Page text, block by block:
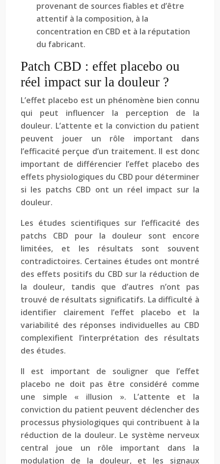
provenant de sources fiables et d’être
attentif à la composition, à la
concentration en CBD et à la réputation
du fabricant.
Patch CBD : effet placebo ou
réel impact sur la douleur ?
L’effet placebo est un phénomène bien connu
qui peut influencer la perception de la
douleur. L’attente et la conviction du patient
peuvent jouer un rôle important dans
l’efficacité perçue d’un traitement. Il est donc
important de différencier l’effet placebo des
effets physiologiques du CBD pour déterminer
si les patchs CBD ont un réel impact sur la
douleur.
Les études scientifiques sur l’efficacité des
patchs CBD pour la douleur sont encore
limitées, et les résultats sont souvent
contradictoires. Certaines études ont montré
des effets positifs du CBD sur la réduction de
la douleur, tandis que d’autres n’ont pas
trouvé de résultats significatifs. La difficulté à
identifier clairement l’effet placebo et la
variabilité des réponses individuelles au CBD
complexifient l’interprétation des résultats
des études.
Il est important de souligner que l’effet
placebo ne doit pas être considéré comme
une simple « illusion ». L’attente et la
conviction du patient peuvent déclencher des
processus physiologiques qui contribuent à la
réduction de la douleur. Le système nerveux
central joue un rôle important dans la
modulation de la douleur, et les signaux